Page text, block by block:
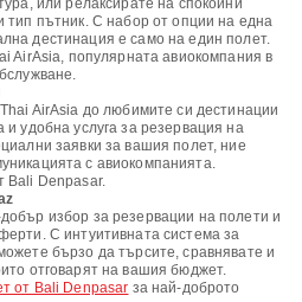
или релаксирате на спокойни
тип пътник. С набор от опции на една
дестинация е само на един полет.
AirAsia, популярната авиокомпания в
AirAsia до любимите си дестинации
удобна услуга за резервация на
заявки за вашия полет, ние
с авиокомпанията.
Bali Denpasar.
избор за резервации на полети и
С интуитивната система за
бързо да търсите, сравнявате и
отговарят на вашия бюджет.
от Bali Denpasar за най-доброто